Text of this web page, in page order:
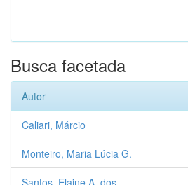
Busca facetada
Autor
Caliari, Márcio
Monteiro, Maria Lúcia G.